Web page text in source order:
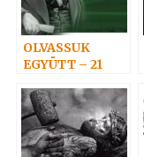
OLVASSUK
EGYÜTT – 21